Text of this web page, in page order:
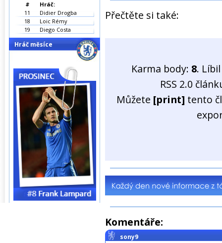
Přečtěte si také:
Karma body: 8.
RSS 2.0
Můžete [print] tento
Komentáře:
sony9
#
Hráč:
11
Didier Drogba
18
Loic Rémy
19
Diego Costa
Hráč měsíce